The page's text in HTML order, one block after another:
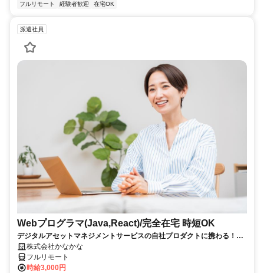
フルリモート 経験者歓迎 在宅OK
派遣社員
Webプログラマ(Java,React)/完全在宅 時短OK
デジタルアセットマネジメントサービスの自社プロダクトに携わる！働
き方の自由度あり！
株式会社かなかな
フルリモート
時給3,000円